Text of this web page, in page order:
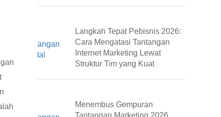
Langkah Tepat Pebisnis 2026:
Cara Mengatasi Tantangan
Internet Marketing Lewat
Struktur Tim yang Kuat
Menembus Gempuran
Tantangan Marketing 2026